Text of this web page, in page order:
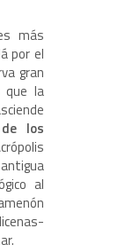
más
por el
gran
que la
los
al